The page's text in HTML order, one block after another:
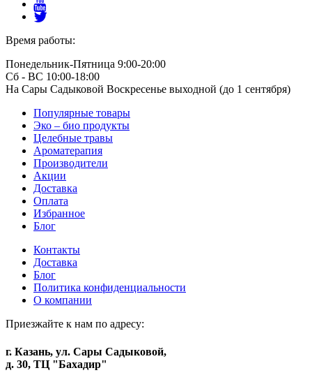
Время работы:
Понедельник-Пятница 9:00-20:00
Сб - ВС 10:00-18:00
На Сары Садыковой Воскресенье выходной (до 1 сентября)
Популярные товары
Эко – био продукты
Целебные травы
Ароматерапия
Производители
Акции
Доставка
Оплата
Избранное
Блог
Контакты
Доставка
Блог
Политика конфиденциальности
О компании
Приезжайте к нам по адресу:
г. Казань, ул. Сары Садыковой,
д. 30, ТЦ "Бахадир"